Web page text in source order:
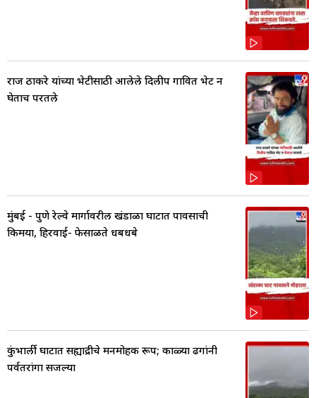
राज ठाकरे यांच्या भेटीसाठी आलेले दिलीप गावित भेट न
घेताच परतले
मुंबई - पुणे रेल्वे मार्गावरील खंडाळा घाटात पावसाची
किमया, हिरवाई- फेसाळते धबधबे
कुंभार्ली घाटात सह्याद्रीचे मनमोहक रूप; काळ्या ढगांनी
पर्वतरांगा सजल्या